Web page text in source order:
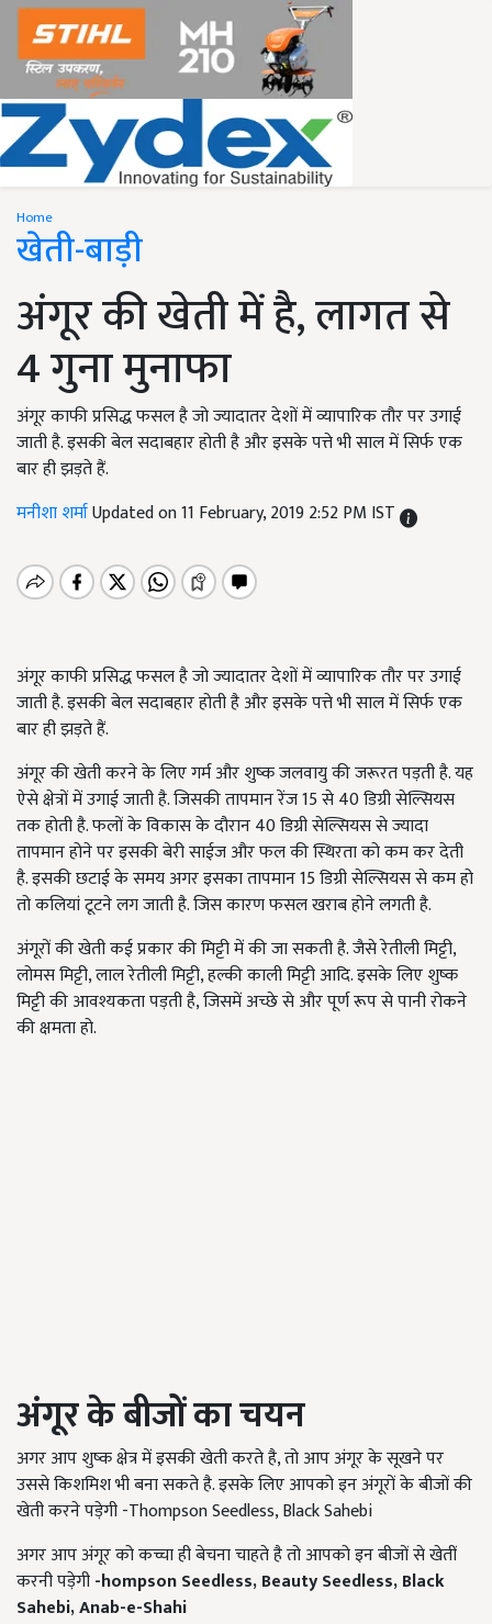
Home
खेती-बाड़ी
अंगूर की खेती में है, लागत से
4 गुना मुनाफा
अंगूर काफी प्रसिद्ध फसल है जो ज्यादातर देशों में व्यापारिक तौर पर उगाई
जाती है. इसकी बेल सदाबहार होती है और इसके पत्ते भी साल में सिर्फ एक
बार ही झड़ते हैं.
मनीशा शर्माUpdated on 11 February, 2019 2:52 PM IST
अंगूर काफी प्रसिद्ध फसल है जो ज्यादातर देशों में व्यापारिक तौर पर उगाई
जाती है. इसकी बेल सदाबहार होती है और इसके पत्ते भी साल में सिर्फ एक
बार ही झड़ते हैं.
अंगूर की खेती करने के लिए गर्म और शुष्क जलवायु की जरूरत पड़ती है. यह
ऐसे क्षेत्रों में उगाई जाती है. जिसकी तापमान रेंज 15 से 40 डिग्री सेल्सियस
तक होती है. फलों के विकास के दौरान 40 डिग्री सेल्सियस से ज्यादा
तापमान होने पर इसकी बेरी साईज और फल की स्थिरता को कम कर देती
है. इसकी छटाई के समय अगर इसका तापमान 15 डिग्री सेल्सियस से कम हो
तो कलियां टूटने लग जाती है. जिस कारण फसल खराब होने लगती है.
अंगूरों की खेती कई प्रकार की मिट्टी में की जा सकती है. जैसे रेतीली मिट्टी,
लोमस मिट्टी, लाल रेतीली मिट्टी, हल्की काली मिट्टी आदि. इसके लिए शुष्क
मिट्टी की आवश्यकता पड़ती है, जिसमें अच्छे से और पूर्ण रूप से पानी रोकने
की क्षमता हो.
अंगूर के बीजों का चयन
अगर आप शुष्क क्षेत्र में इसकी खेती करते है, तो आप अंगूर के सूखने पर
उससे किशमिश भी बना सकते है. इसके लिए आपको इन अंगूरों के बीजों की
खेती करने पड़ेगी -Thompson Seedless, Black Sahebi
अगर आप अंगूर को कच्चा ही बेचना चाहते है तो आपको इन बीजों से खेतीं
करनी पड़ेगी-hompson Seedless, Beauty Seedless, Black
Sahebi, Anab-e-Shahi